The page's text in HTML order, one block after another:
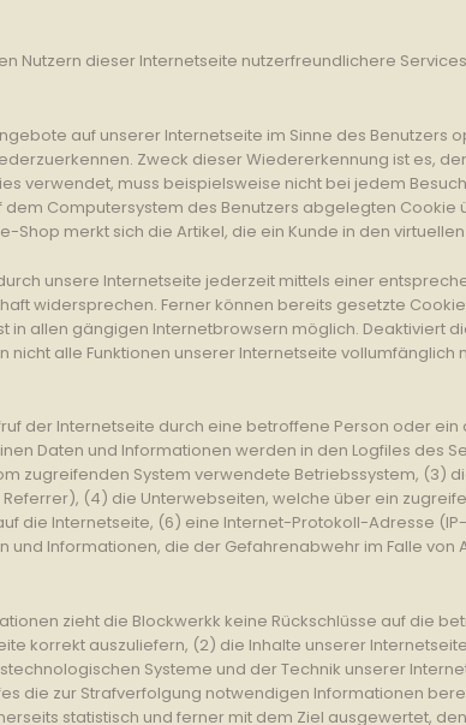
Nutzern dieser Internetseite nutzerfreundlichere
auf unserer Internetseite im Sinne des Benutzers
Zweck dieser Wiedererkennung ist es,
verwendet, muss beispielsweise nicht bei jedem
Computersystem des Benutzers abgelegten Cookie
Shop merkt sich die Artikel, die ein Kunde in den
unsere Internetseite jederzeit mittels einer
widersprechen. Ferner können bereits gesetzte
allen gängigen Internetbrowsern möglich. Deaktiviert
alle Funktionen unserer Internetseite vollumfänglich
der Internetseite durch eine betroffene Person oder
Daten und Informationen werden in den Logfiles des
zugreifenden System verwendete Betriebssystem, (3)
(4) die Unterwebseiten, welche über ein
die Internetseite, (6) eine Internet-Protokoll-Adresse
und Informationen, die der Gefahrenabwehr im Falle
zieht die Blockwerkk keine Rückschlüsse auf die
korrekt auszuliefern, (2) die Inhalte unserer
Systeme und der Technik unserer
die zur Strafverfolgung notwendigen Informationen
statistisch und ferner mit dem Ziel ausgewertet,